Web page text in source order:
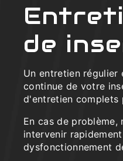
de
Un entretien
continue de votre
d'entretien complets
En cas de
intervenir
dysfonctionnement